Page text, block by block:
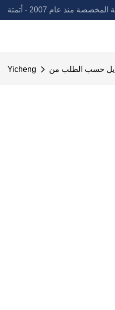
Yicheng